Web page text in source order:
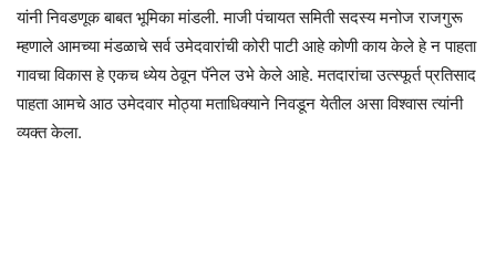
यांनी निवडणूक बाबत भूमिका मांडली. माजी पंचायत समिती सदस्य मनोज राजगुरू
म्हणाले आमच्या मंडळाचे सर्व उमेदवारांची कोरी पाटी आहे कोणी काय केले हे न पाहता
गावचा विकास हे एकच ध्येय ठेवून पॅनेल उभे केले आहे. मतदारांचा उत्स्फूर्त प्रतिसाद
पाहता आमचे आठ उमेदवार मोठ्या मताधिक्याने निवडून येतील असा विश्वास त्यांनी
व्यक्त केला.